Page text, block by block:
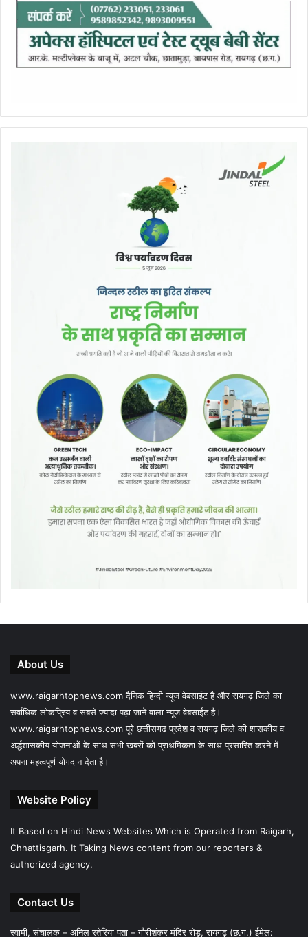
About Us
www.raigarhtopnews.com दैनिक हिन्दी न्यूज वेबसाईट है और रायगढ़ जिले का
सर्वाधिक लोकप्रिय व सबसे ज्यादा पढ़ा जाने वाला न्यूज वेबसाईट है।
www.raigarhtopnews.com पूरे छत्तीसगढ़ प्रदेश व रायगढ़ जिले की शासकीय व
अर्द्धशासकीय योजनाओं के साथ सभी खबरों को प्राथमिकता के साथ प्रसारित करने में
अपना महत्वपूर्ण योगदान देता है।
Website Policy
It Based on Hindi News Websites Which is Operated from Raigarh,
Chhattisgarh. It Taking News content from our reporters &
authorized agency.
Contact Us
स्वामी, संचालक – अनिल रतेरिया पता – गौरीशंकर मंदिर रोड़, रायगढ़ (छ.ग.) ईमेल: